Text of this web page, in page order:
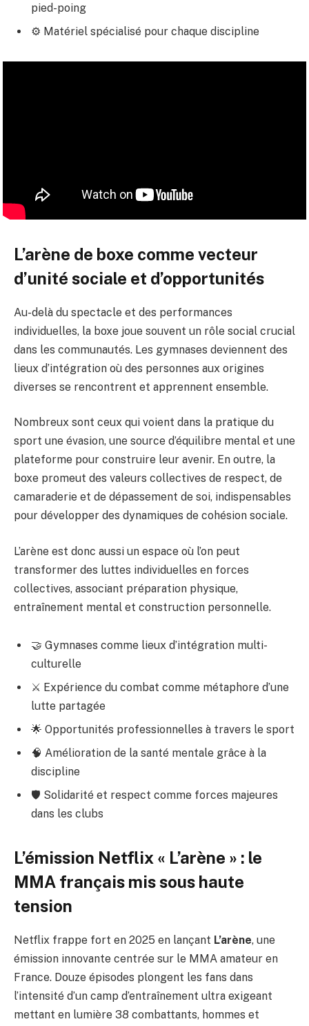
pied-poing
⚙️ Matériel spécialisé pour chaque discipline
L’arène de boxe comme vecteur
d’unité sociale et d’opportunités
Au-delà du spectacle et des performances
individuelles, la boxe joue souvent un rôle social crucial
dans les communautés. Les gymnases deviennent des
lieux d’intégration où des personnes aux origines
diverses se rencontrent et apprennent ensemble.
Nombreux sont ceux qui voient dans la pratique du
sport une évasion, une source d’équilibre mental et une
plateforme pour construire leur avenir. En outre, la
boxe promeut des valeurs collectives de respect, de
camaraderie et de dépassement de soi, indispensables
pour développer des dynamiques de cohésion sociale.
L’arène est donc aussi un espace où l’on peut
transformer des luttes individuelles en forces
collectives, associant préparation physique,
entraînement mental et construction personnelle.
🤝 Gymnases comme lieux d’intégration multi-
culturelle
⚔️ Expérience du combat comme métaphore d’une
lutte partagée
🌟 Opportunités professionnelles à travers le sport
🧠 Amélioration de la santé mentale grâce à la
discipline
🛡️ Solidarité et respect comme forces majeures
dans les clubs
L’émission Netflix « L’arène » : le
MMA français mis sous haute
tension
Netflix frappe fort en 2025 en lançant L’arène, une
émission innovante centrée sur le MMA amateur en
France. Douze épisodes plongent les fans dans
l’intensité d’un camp d’entraînement ultra exigeant
mettant en lumière 38 combattants, hommes et